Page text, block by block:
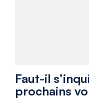
Faut-il
prochains